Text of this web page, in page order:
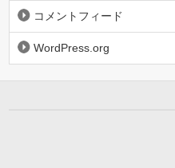
コメントフィード
WordPress.org